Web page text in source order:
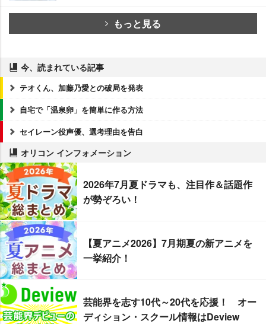
もっと見る
今、読まれている記事
テオくん、加藤乃愛との破局を発表
自宅で「温泉卵」を簡単に作る方法
セイレーン役声優、選考理由を告白
オリコン インフォメーション
2026年7月夏ドラマも、注目作＆話題作
が勢ぞろい！
【夏アニメ2026】7月期夏の新アニメを
一挙紹介！
芸能界を志す10代～20代を応援！ オー
ディション・スクール情報はDeview